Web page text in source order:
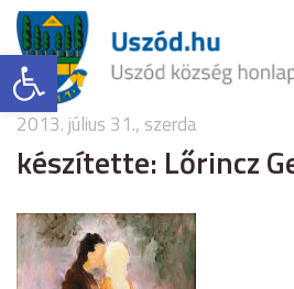
Eszköztár megnyitása
2013. július 31., szerda
készítette: Lőrincz